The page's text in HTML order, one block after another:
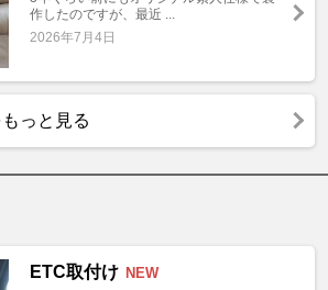
作したのですが、最近 ...
2026年7月4日
っと見る
ETC取付け NEW